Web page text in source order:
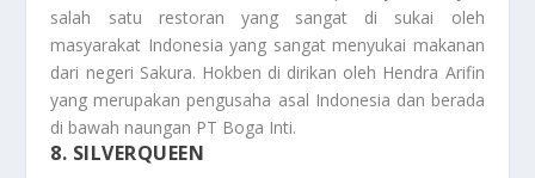
salah satu restoran yang sangat di sukai oleh
masyarakat Indonesia yang sangat menyukai makanan
dari negeri Sakura. Hokben di dirikan oleh Hendra Arifin
yang merupakan pengusaha asal Indonesia dan berada
di bawah naungan PT Boga Inti.
8. SILVERQUEEN